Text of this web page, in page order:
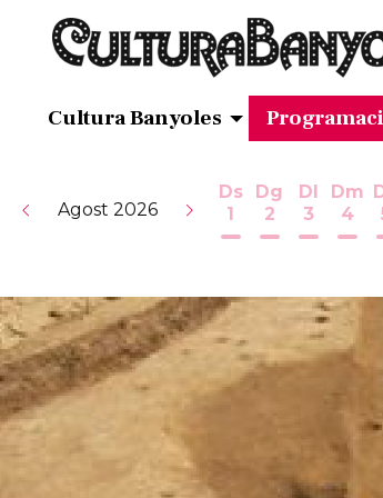
Cultura Banyoles
Agost 2026
Ds
1
Dissabte 1
Dg
2
Diumenge
Dl
3
Dilluns
Dm
4